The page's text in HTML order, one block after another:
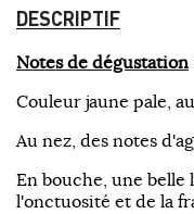
DESCRIPTIF
Notes de dégustation
Couleur jaune pale,
Au nez, des notes
En bouche, une
l'onctuosité et de la